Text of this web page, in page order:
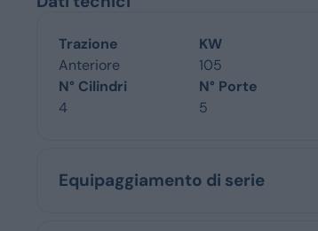
Trazione
Anteriore
KW
105
N° Cilindri
4
N° Porte
5
Equipaggiamento di serie